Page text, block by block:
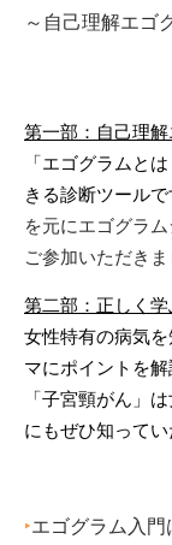
～自己理解エゴ
第一部：自己理
「エゴグラムと
きる診断ツールで
を元にエゴグラ
ご参加いただきま
第二部：正しく
女性特有の病気
マにポイントを解
「子宮頸がん」
にもぜひ知って
‣エゴグラム入